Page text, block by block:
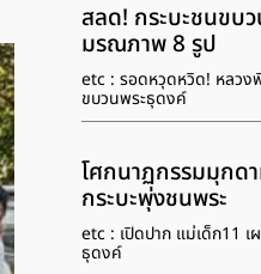
สลด! กระบะชนขบ
มรณภาพ 8 รูป
etc : รอดหวุดหวิด! หลวง
ขบวนพระธุดงค์
โศกนาฏกรรมมุกด
กระบะพุ่งชนพระ
etc : เปิดปาก แม่เด็ก11
ธุดงค์